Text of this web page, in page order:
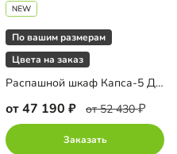
По вашим размерам
Цвета на заказ
Распашной шкаф Капса-5 Декор 3 с зеркалом
от 47 190 от 52 430
Заказать